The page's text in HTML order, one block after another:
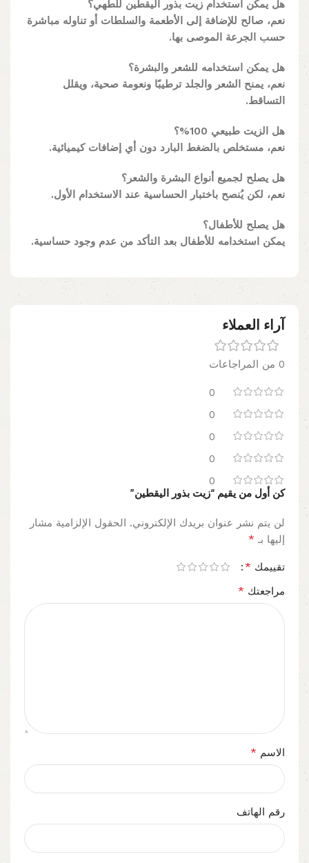
هل يمكن استخدام زيت بذور اليقطين للطهي؟
نعم، صالح للإضافة إلى الأطعمة والسلطات أو تناوله مباشرة
حسب الجرعة الموصى بها.
هل يمكن استخدامه للشعر والبشرة؟
نعم، يمنح الشعر والجلد ترطيبًا ونعومة صحية، ويقلل
التساقط.
هل الزيت طبيعي 100%؟
نعم، مستخلص بالضغط البارد دون أي إضافات كيميائية.
هل يصلح لجميع أنواع البشرة والشعر؟
نعم، لكن يُنصح باختبار الحساسية عند الاستخدام الأول.
هل يصلح للأطفال؟
يمكن استخدامه للأطفال بعد التأكد من عدم وجود حساسية.
آراء العملاء
0 من المراجاعات
0
0
0
0
0
كن أول من يقيم “زيت بذور اليقطين”
لن يتم نشر عنوان بريدك الإلكتروني. الحقول الإلزامية مشار
إليها بـ *
تقييمك *
مراجعتك *
الاسم *
رقم الهاتف